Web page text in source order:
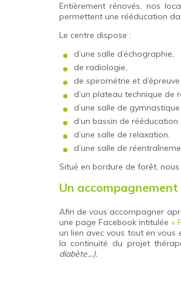
Entièrement rénovés, nos
permettent une rééducation
Le centre dispose :
d’une salle d’échographie,
de radiologie,
de spirométrie et
d’un plateau technique de
d’une salle de
d’un bassin de
d’une salle de relaxation,
d’une salle de
Situé en bordure de forêt,
Un
Afin de vous accompagner
une page Facebook intitulée «
un lien avec vous tout en vous
la continuité du projet
diabète…).